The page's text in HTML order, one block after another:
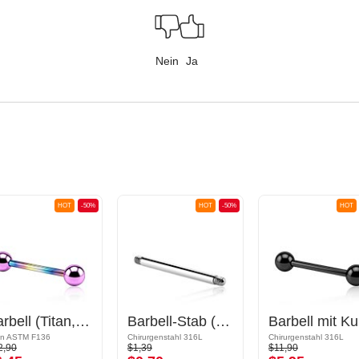
Nein Ja
-50%
HOT
Barbell (Titan, anodisiert) mit Kugeln
ASTM F136
-50%
HOT
Barbell-Stab (Chirurgenstahl, silber, glänzend)
Chirurgenstahl 316L
$1,39
HOT
Chirurgenstahl 316L
$11,90